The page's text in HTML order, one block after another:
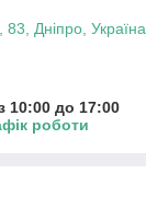
Дніпро, Україна
10:00 до 17:00
роботи